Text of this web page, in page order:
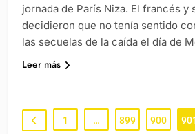
jornada de París Niza. El francés y
decidieron que no tenía sentido
las secuelas de la caída el día de
Leer más
1 … 899 900